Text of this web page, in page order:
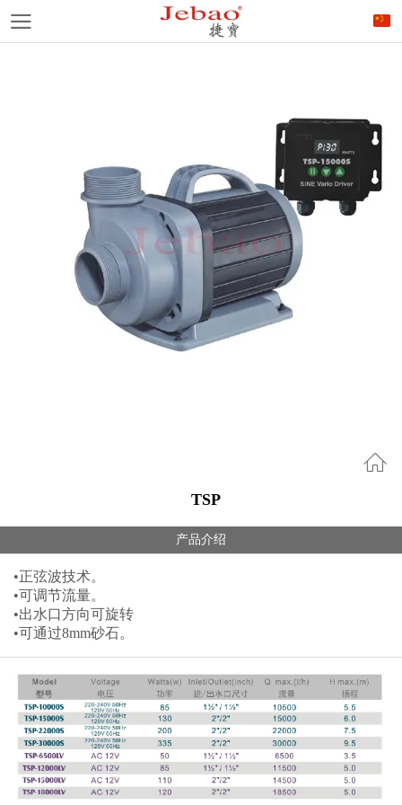
TSP
产品介绍
•正弦波技术。
•可调节流量。
•出水口方向可旋转
•可通过8mm砂石。